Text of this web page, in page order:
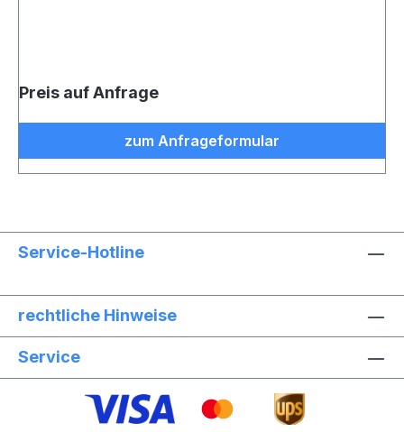
Preis auf Anfrage
zum Anfrageformular
Service-Hotline
rechtliche Hinweise
Service